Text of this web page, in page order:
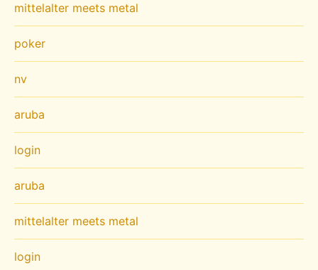
mittelalter meets metal
poker
nv
aruba
login
aruba
mittelalter meets metal
login